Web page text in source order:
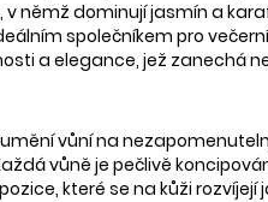
němž dominují jasmín a
společníkem pro
a elegance, jež zanechá
vůní na
vůně je pečlivě
které se na kůži rozvíjejí